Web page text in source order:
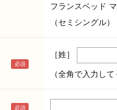
フランスベッド
（セミシングル）
［姓］
（全角で入力して